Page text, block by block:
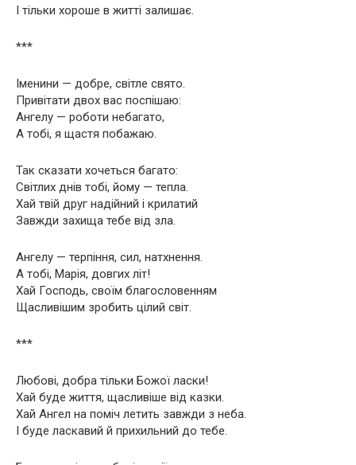
І тільки хороше в житті залишає.
***
Іменини — добре, світле свято.
Привітати двох вас поспішаю:
Ангелу — роботи небагато,
А тобі, я щастя побажаю.
Так сказати хочеться багато:
Світлих днів тобі, йому — тепла.
Хай твій друг надійний і крилатий
Завжди захища тебе від зла.
Ангелу — терпіння, сил, натхнення.
А тобі, Марія, довгих літ!
Хай Господь, своїм благословенням
Щасливішим зробить цілий світ.
***
Любові, добра тільки Божої ласки!
Хай буде життя, щасливіше від казки.
Хай Ангел на поміч летить завжди з неба.
І буде ласкавий й прихильний до тебе.